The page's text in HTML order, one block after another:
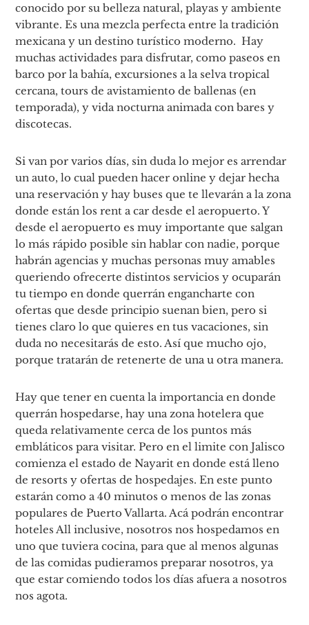
conocido por su belleza natural, playas y ambiente
vibrante. Es una mezcla perfecta entre la tradición
mexicana y un destino turístico moderno. Hay
muchas actividades para disfrutar, como paseos en
barco por la bahía, excursiones a la selva tropical
cercana, tours de avistamiento de ballenas (en
temporada), y vida nocturna animada con bares y
discotecas.
Si van por varios días, sin duda lo mejor es arrendar
un auto, lo cual pueden hacer online y dejar hecha
una reservación y hay buses que te llevarán a la zona
donde están los rent a car desde el aeropuerto. Y
desde el aeropuerto es muy importante que salgan
lo más rápido posible sin hablar con nadie, porque
habrán agencias y muchas personas muy amables
queriendo ofrecerte distintos servicios y ocuparán
tu tiempo en donde querrán engancharte con
ofertas que desde principio suenan bien, pero si
tienes claro lo que quieres en tus vacaciones, sin
duda no necesitarás de esto. Así que mucho ojo,
porque tratarán de retenerte de una u otra manera.
Hay que tener en cuenta la importancia en donde
querrán hospedarse, hay una zona hotelera que
queda relativamente cerca de los puntos más
embláticos para visitar. Pero en el limite con Jalisco
comienza el estado de Nayarit en donde está lleno
de resorts y ofertas de hospedajes. En este punto
estarán como a 40 minutos o menos de las zonas
populares de Puerto Vallarta. Acá podrán encontrar
hoteles All inclusive, nosotros nos hospedamos en
uno que tuviera cocina, para que al menos algunas
de las comidas pudieramos preparar nosotros, ya
que estar comiendo todos los días afuera a nosotros
nos agota.